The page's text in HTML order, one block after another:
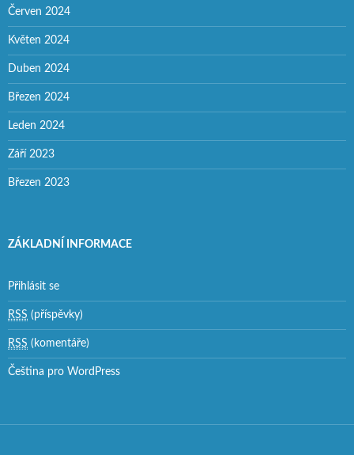
Červen 2024
Květen 2024
Duben 2024
Březen 2024
Leden 2024
Září 2023
Březen 2023
ZÁKLADNÍ INFORMACE
Přihlásit se
RSS (příspěvky)
RSS (komentáře)
Čeština pro WordPress